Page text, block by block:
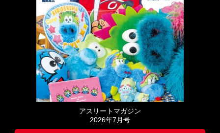
アスリートマガジン
2026年7月号